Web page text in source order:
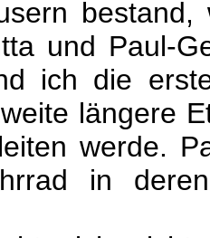
und Paul-
ich die
längere
werde.
in